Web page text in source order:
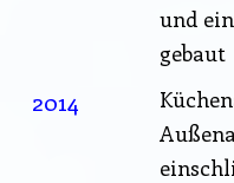
und
gebaut
2014